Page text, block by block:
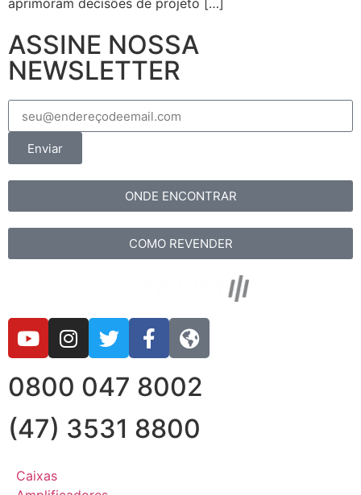
ASSINE NOSSA
NEWSLETTER
Enviar
ONDE ENCONTRAR
COMO REVENDER
0800 047 8002
(47) 3531 8800
Caixas